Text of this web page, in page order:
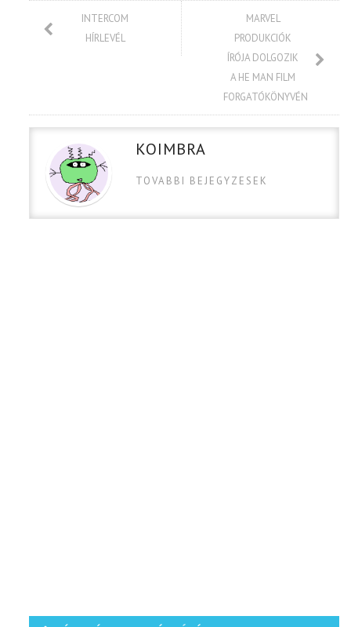
INTERCOM
HÍRLEVÉL
MARVEL
PRODUKCIÓK
ÍRÓJA DOLGOZIK
A HE MAN FILM
FORGATÓKÖNYVÉN
KOIMBRA
TOVABBI BEJEGYZESEK